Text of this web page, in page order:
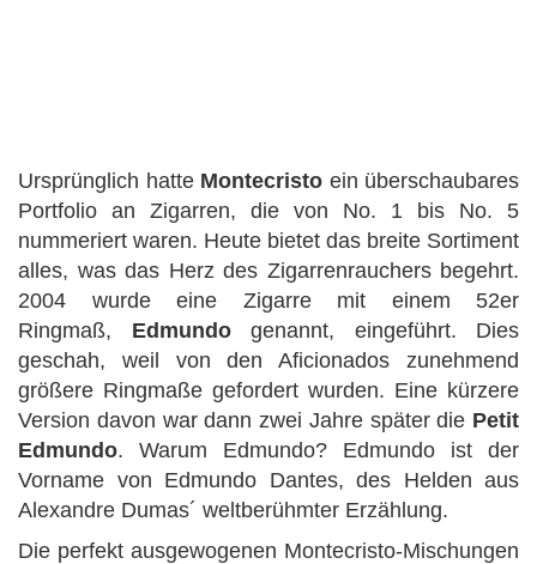
Ursprünglich hatte Montecristo ein überschaubares
Portfolio an Zigarren, die von No. 1 bis No. 5
nummeriert waren. Heute bietet das breite Sortiment
alles, was das Herz des Zigarrenrauchers begehrt.
2004 wurde eine Zigarre mit einem 52er
Ringmaß, Edmundogenannt, eingeführt. Dies
geschah, weil von den Aficionados zunehmend
größere Ringmaße gefordert wurden. Eine kürzere
Version davon war dann zwei Jahre später die Petit
Edmundo. Warum Edmundo? Edmundo ist der
Vorname von Edmundo Dantes, des Helden aus
Alexandre Dumas´ weltberühmter Erzählung.
Die perfekt ausgewogenen Montecristo-Mischungen